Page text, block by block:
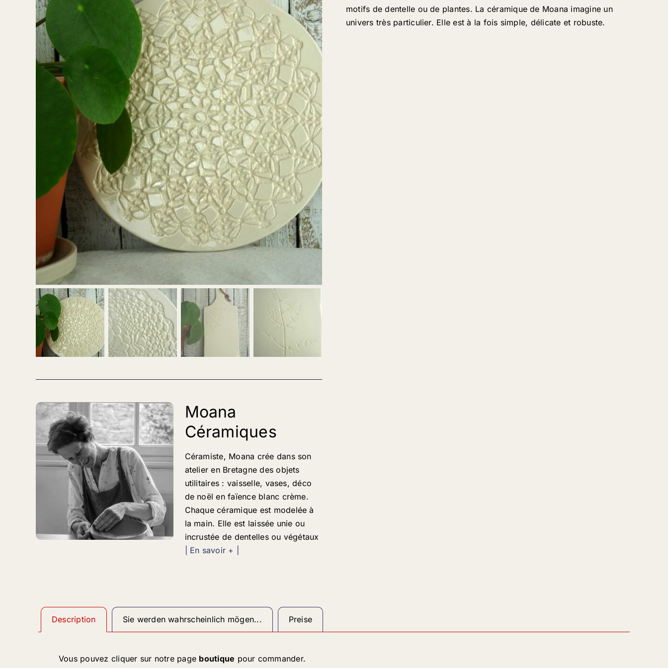
Moana
Céramiques
Céramiste, Moana crée dans son
atelier en Bretagne des objets
utilitaires : vaisselle, vases, déco
de noël en faïence blanc crème.
Chaque céramique est modelée à
la main. Elle est laissée unie ou
incrustée de dentelles ou végétaux
| En savoir + |
motifs de dentelle ou de plantes. La céramique de Moana imagine un
univers très particulier. Elle est à la fois simple, délicate et robuste.
Description Sie werden wahrscheinlich mögen... Preise
Vous pouvez cliquer sur notre page boutique pour commander.